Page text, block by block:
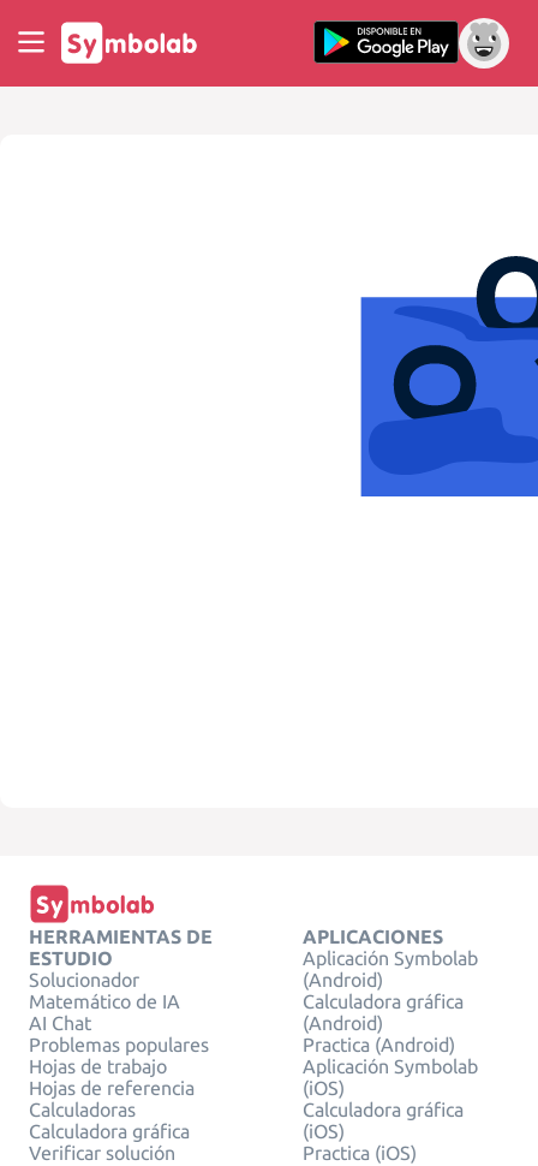
HERRAMIENTAS DE
ESTUDIO
Solucionador
Matemático de IA
AI Chat
Problemas populares
Hojas de trabajo
Hojas de referencia
Calculadoras
Calculadora gráfica
Verificar solución
APLICACIONES
Aplicación Symbolab
(Android)
Calculadora gráfica
(Android)
Practica (Android)
Aplicación Symbolab
(iOS)
Calculadora gráfica
(iOS)
Practica (iOS)